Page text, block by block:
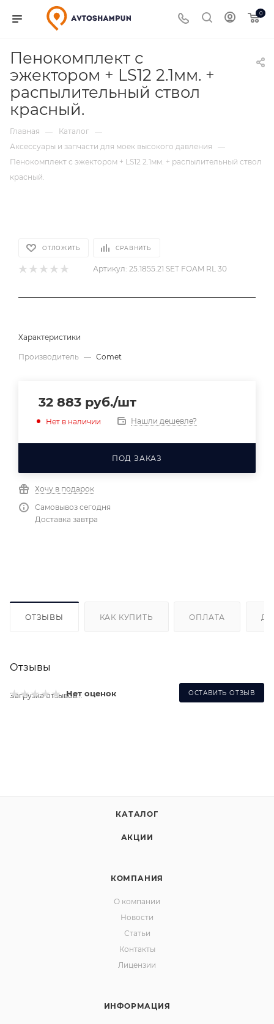
0
Пенокомплект с
эжектором + LS12 2.1мм. +
распылительный ствол
красный.
Главная — Каталог —
Аксессуары и запчасти для моек высокого давления
—
Пенокомплект с эжектором + LS12 2.1мм. + распылительный ствол
красный.
ОТЛОЖИТЬ СРАВНИТЬ
Артикул: 25.1855.21 SET FOAM RL 30
Характеристики
Производитель — Comet
32 883 руб./шт
Нет в наличии Нашли дешевле?
ПОД ЗАКАЗ
Хочу в подарок
Самовывоз сегодня
Доставка завтра
ОТЗЫВЫ КАК КУПИТЬ ОПЛАТА
Отзывы
Нет оценок ОСТАВИТЬ ОТЗЫВ
Загрузка отзывов...
КАТАЛОГ
АКЦИИ
КОМПАНИЯ
О компании
Новости
Статьи
Контакты
Лицензии
ИНФОРМАЦИЯ